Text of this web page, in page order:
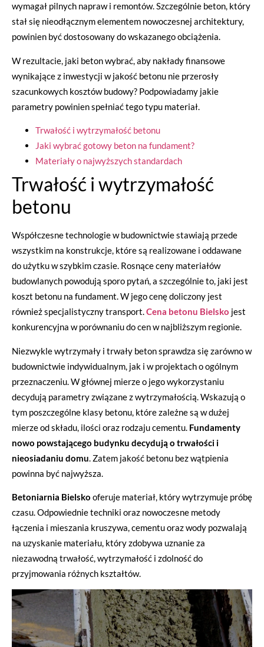
wymagał pilnych napraw i remontów. Szczególnie beton, który
stał się nieodłącznym elementem nowoczesnej architektury,
powinien być dostosowany do wskazanego obciążenia.
W rezultacie, jaki beton wybrać, aby nakłady finansowe
wynikające z inwestycji w jakość betonu nie przerosły
szacunkowych kosztów budowy? Podpowiadamy jakie
parametry powinien spełniać tego typu materiał.
Trwałość i wytrzymałość betonu
Jaki wybrać gotowy beton na fundament?
Materiały o najwyższych standardach
Trwałość i wytrzymałość
betonu
Współczesne technologie w budownictwie stawiają przede
wszystkim na konstrukcje, które są realizowane i oddawane
do użytku w szybkim czasie. Rosnące ceny materiałów
budowlanych powodują sporo pytań, a szczególnie to, jaki jest
koszt betonu na fundament. W jego cenę doliczony jest
również specjalistyczny transport.Cena betonu Bielsko jest
konkurencyjna w porównaniu do cen w najbliższym regionie.
Niezwykle wytrzymały i trwały beton sprawdza się zarówno w
budownictwie indywidualnym, jak i w projektach o ogólnym
przeznaczeniu. W głównej mierze o jego wykorzystaniu
decydują parametry związane z wytrzymałością. Wskazują o
tym poszczególne klasy betonu, które zależne są w dużej
mierze od składu, ilości oraz rodzaju cementu. Fundamenty
nowo powstającego budynku decydują o trwałości i
nieosiadaniu domu . Zatem jakość betonu bez wątpienia
powinna być najwyższa.
Betoniarnia Bielsko oferuje materiał, który wytrzymuje próbę
czasu. Odpowiednie techniki oraz nowoczesne metody
łączenia i mieszania kruszywa, cementu oraz wody pozwalają
na uzyskanie materiału, który zdobywa uznanie za
niezawodną trwałość, wytrzymałość i zdolność do
przyjmowania różnych kształtów.